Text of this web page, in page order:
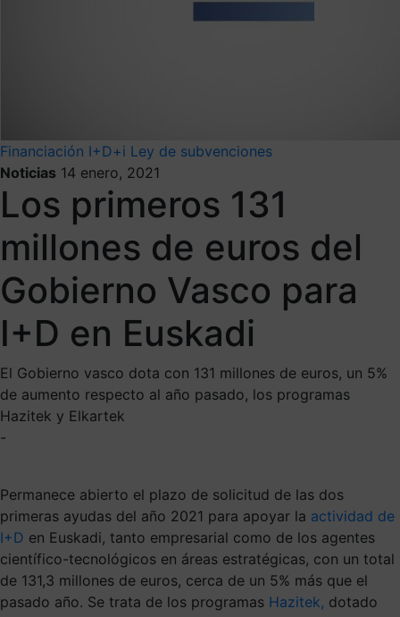
Financiación I+D+i Ley de subvenciones
Noticias 14 enero, 2021
Los primeros 131
millones de euros del
Gobierno Vasco para
I+D en Euskadi
El Gobierno vasco dota con 131 millones de euros, un 5%
de aumento respecto al año pasado, los programas
Hazitek y Elkartek
-
Permanece abierto el plazo de solicitud de las dos
primeras ayudas del año 2021 para apoyar la actividad de
I+D en Euskadi, tanto empresarial como de los agentes
científico-tecnológicos en áreas estratégicas, con un total
de 131,3 millones de euros, cerca de un 5% más que el
pasado año. Se trata de los programas Hazitek, dotado